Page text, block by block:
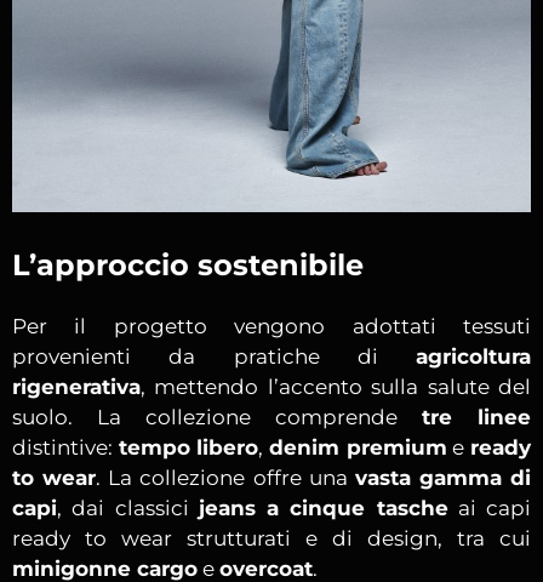
L’approccio sostenibile
Per il progetto vengono adottati tessuti
provenienti da pratiche di agricoltura
rigenerativa, mettendo l’accento sulla salute del
suolo. La collezione comprende tre linee
distintive: tempo libero,denim premium e ready
to wear. La collezione offre una vasta gamma di
capi, dai classici jeans a cinque tascheai capi
ready to wear strutturati e di design, tra cui
minigonne cargo e overcoat.